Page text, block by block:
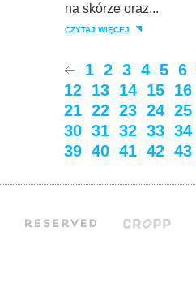
na skórze oraz...
CZYTAJ WIĘCEJ
1 2 3 4 5 6
12 13 14 15 16
21 22 23 24 25
30 31 32 33 34
39 40 41 42 43